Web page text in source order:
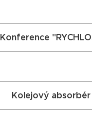
Konference
Kolejový